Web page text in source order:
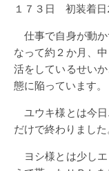
１７３日 初装着
仕事で自身が動か
なって約２か月、
活をしているせい
態に陥っています。
ユウキ様とは今
だけで終わりました
ヨシ様とは少し